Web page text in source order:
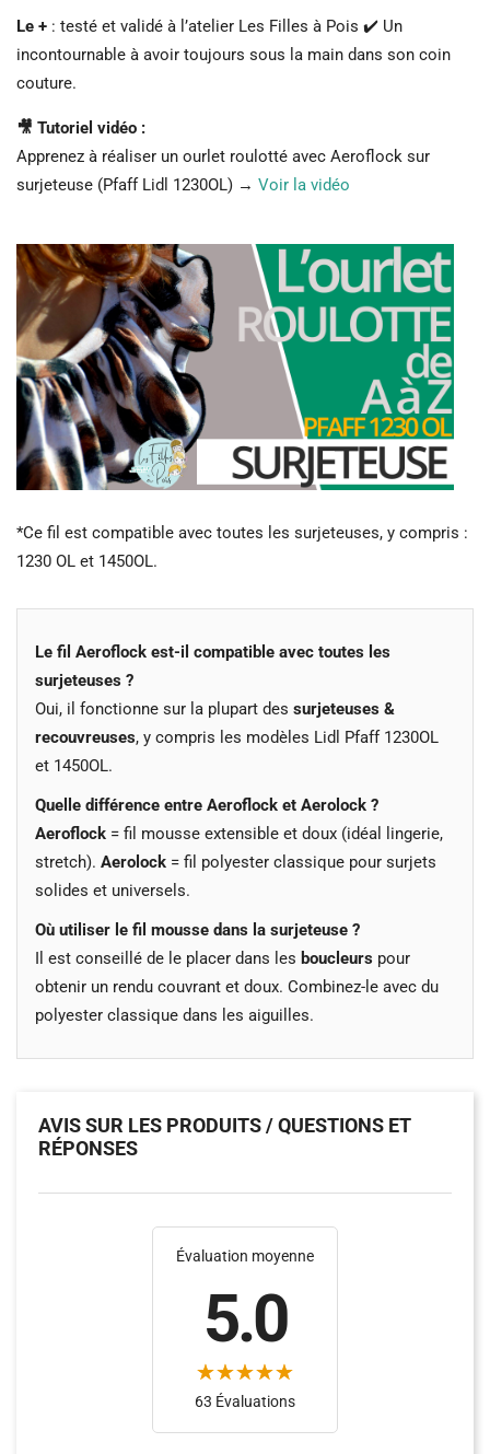
Le + : testé et validé à l’atelier Les Filles à Pois ✔️ Un
incontournable à avoir toujours sous la main dans son coin
couture.
🎥 Tutoriel vidéo :
Apprenez à réaliser un ourlet roulotté avec Aeroflock sur
surjeteuse (Pfaff Lidl 1230OL) → Voir la vidéo
*Ce fil est compatible avec toutes les surjeteuses, y compris :
1230 OL et 1450OL.
Le fil Aeroflock est-il compatible avec toutes les
surjeteuses ?
Oui, il fonctionne sur la plupart des surjeteuses &
recouvreuses, y compris les modèles Lidl Pfaff 1230OL
et 1450OL.
Quelle différence entre Aeroflock et Aerolock ?
Aeroflock = fil mousse extensible et doux (idéal lingerie,
stretch). Aerolock = fil polyester classique pour surjets
solides et universels.
Où utiliser le fil mousse dans la surjeteuse ?
Il est conseillé de le placer dans les boucleurs pour
obtenir un rendu couvrant et doux. Combinez-le avec du
polyester classique dans les aiguilles.
AVIS SUR LES PRODUITS / QUESTIONS ET
RÉPONSES
Évaluation moyenne
5.0
63 Évaluations